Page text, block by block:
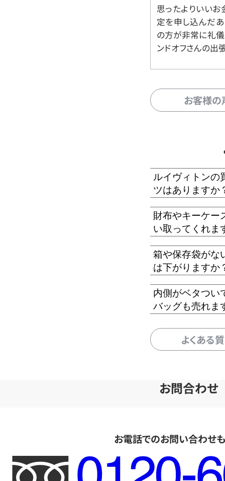
思ったよりいいお
定を申し込んだ
の方が非常に礼儀
ンドオフさんの出
お客様
ルイヴィトンの
ツはありますか
財布やキーケー
い取ってくれま
箱や保存袋がな
は下がりますか
内側がベタつい
バッグも売れま
よくある
お問合わせ
お電話でのお問い合わせ
フ